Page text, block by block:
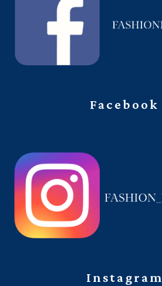
Facebook
Instagram